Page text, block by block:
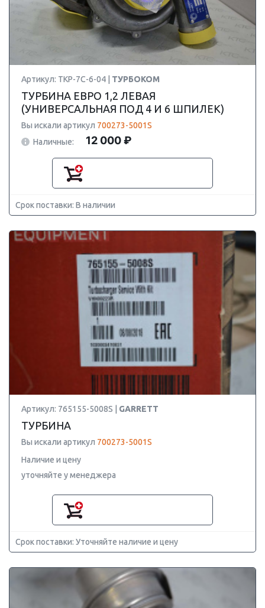
Артикул: ТКР-7С-6-04 | ТУРБОКОМ
ТУРБИНА ЕВРО 1,2 ЛЕВАЯ
(УНИВЕРСАЛЬНАЯ ПОД 4 И 6 ШПИЛЕК)
Вы искали артикул 700273-5001S
Наличные:
12 000 ₽
Срок поставки: В наличии
Артикул: 765155-5008S | GARRETT
ТУРБИНА
Вы искали артикул 700273-5001S
Наличие и цену
уточняйте у менеджера
Срок поставки: Уточняйте наличие и цену